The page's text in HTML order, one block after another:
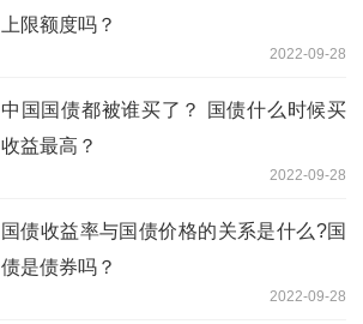
上限额度吗？
2022-09-28
中国国债都被谁买了？ 国债什么时候买
收益最高？
2022-09-28
国债收益率与国债价格的关系是什么?国
债是债券吗？
2022-09-28